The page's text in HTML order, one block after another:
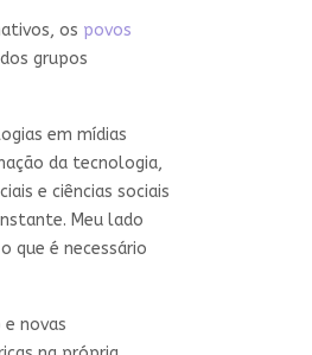
os povos
grupos
em mídias
da tecnologia,
e ciências sociais
Meu lado
que é necessário
novas